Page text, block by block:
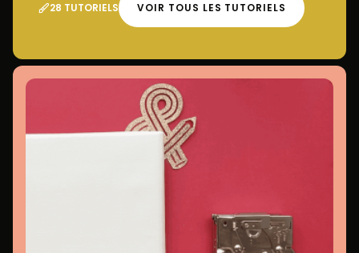
28 TUTORIELS VOIR TOUS LES TUTORIELS